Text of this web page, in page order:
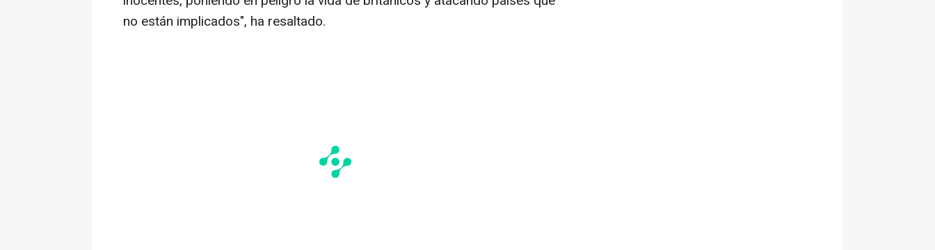
no están implicados", ha resaltado.